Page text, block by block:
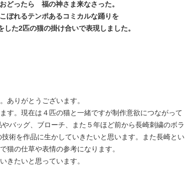
どったら 福の神さま来なさった。
ぼれるテンポあるコミカルな踊りを
した2匹の猫の掛け合いで表現しました。
ありがとうございます。
す。現在は４匹の猫と一緒ですが制作意欲につながって
バッグ、ブローチ、また５年ほど前から長崎刺繍のボラ
術を作品に生かしていきたいと思います。また長崎とい
猫の仕草や表情の参考になります。
きたいと思っています。